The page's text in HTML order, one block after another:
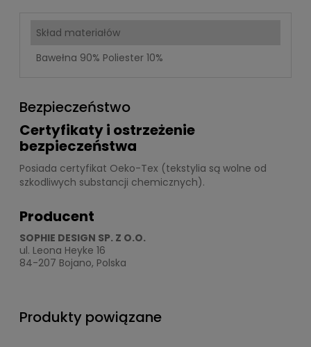
Skład materiałów
Bawełna 90% Poliester 10%
Bezpieczeństwo
Certyfikaty i ostrzeżenie
bezpieczeństwa
Posiada certyfikat Oeko-Tex (tekstylia są wolne od
szkodliwych substancji chemicznych).
Producent
SOPHIE DESIGN SP. Z O.O.
ul. Leona Heyke 16
84-207 Bojano, Polska
Produkty powiązane